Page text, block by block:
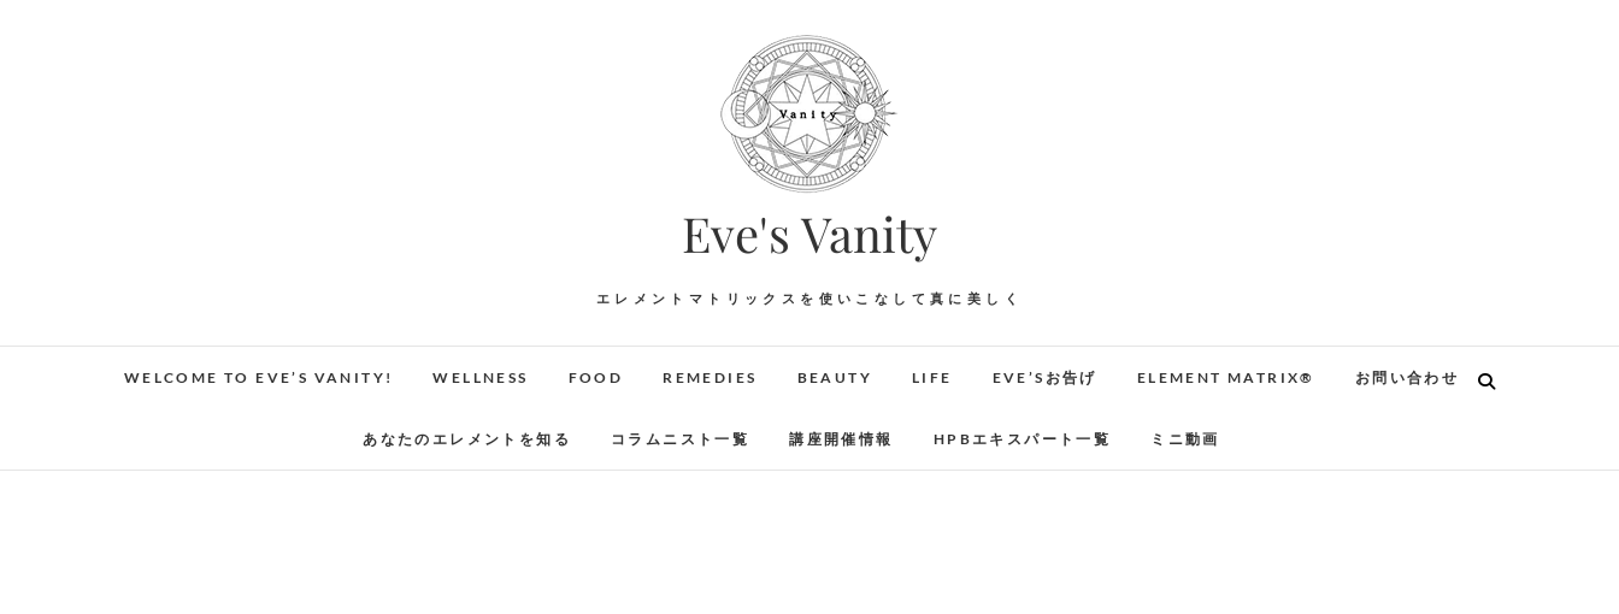
Eve's Vanity
エレメントマトリックスを使いこなして真に美しく
WELCOME TO EVE’S VANITY! WELLNESS FOOD REMEDIES BEAUTY LIFE EVE’Sお告げ ELEMENT MATRIX® お問い合わせ
あなたのエレメントを知る コラムニスト一覧 講座開催情報 HPBエキスパート一覧 ミニ動画